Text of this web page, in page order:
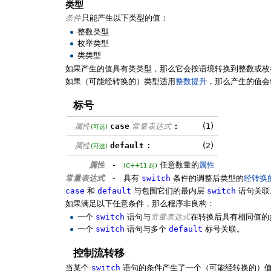
类型
条件只能产生以下类型的值：
整数类型
枚举类型
类类型
如果产生的值具有类类型，那么它会按语境转换到整数或
如果（可能经转换的）类型适用整数提升 ，那么产生的值
标号
属性(可选) case 常量表达式 : (1)
属性(可选) default : (2)
属性 - (C++11 起) 任意数量的属性
常量表达式
- 具有 switch 条件的调整后类型的经转换
case 和 default 与包围它们的最内层 switch 语句关
如果满足以下任意条件，那么程序非良构：
一个 switch 语句与常量表达式在转换后具有相同值
一个 switch 语句与多个default 标号关联。
控制流转移
当某个 switch 语句的条件产生了一个（可能经转换的）